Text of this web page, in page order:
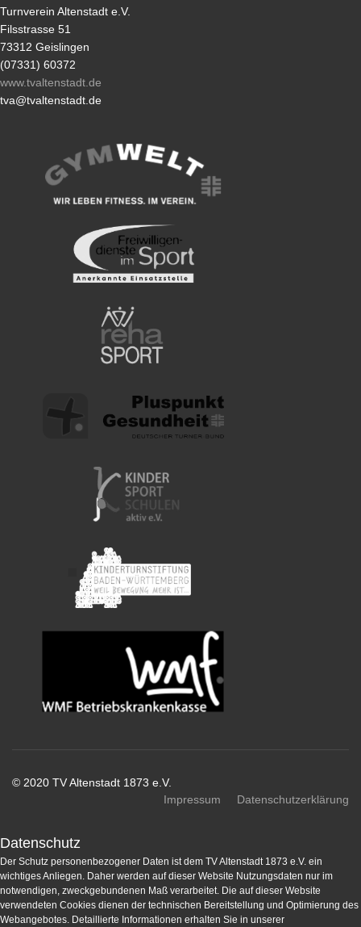
Turnverein Altenstadt e.V.
Filsstrasse 51
73312 Geislingen
(07331) 60372
www.tvaltenstadt.de
tva@tvaltenstadt.de
© 2020 TV Altenstadt 1873 e.V.
Impressum
Datenschutzerklärung
Datenschutz
Der Schutz personenbezogener Daten ist dem TV Altenstadt 1873 e.V. ein
wichtiges Anliegen. Daher werden auf dieser Website Nutzungsdaten nur im
notwendigen, zweckgebundenen Maß verarbeitet. Die auf dieser Website
verwendeten Cookies dienen der technischen Bereitstellung und Optimierung des
Webangebotes. Detaillierte Informationen erhalten Sie in unserer